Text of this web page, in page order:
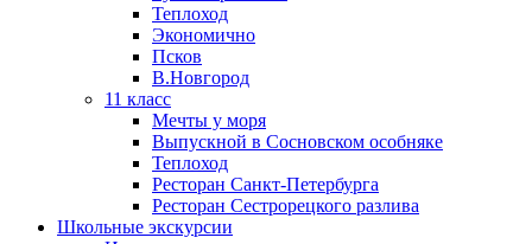
Теплоход
Экономично
Псков
В.Новгород
11 класс
Мечты у моря
Выпускной в Сосновском особняке
Теплоход
Ресторан Санкт-Петербурга
Ресторан Сестрорецкого разлива
Школьные экскурсии